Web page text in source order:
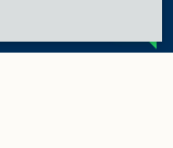
onderin dit